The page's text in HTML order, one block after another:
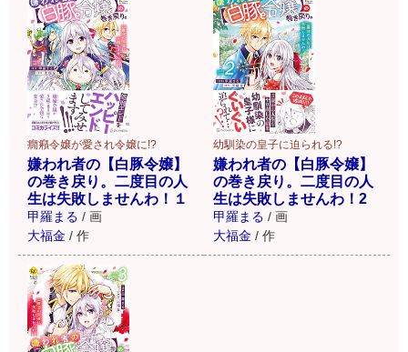
癇癪令嬢が愛され令嬢に!?
嫌われ者の【白豚令嬢】
の巻き戻り。二度目の人
生は失敗しませんわ！１
甲羅まる / 画
大福金 / 作
幼馴染の皇子に迫られる!?
嫌われ者の【白豚令嬢】
の巻き戻り。二度目の人
生は失敗しませんわ！2
甲羅まる / 画
大福金 / 作